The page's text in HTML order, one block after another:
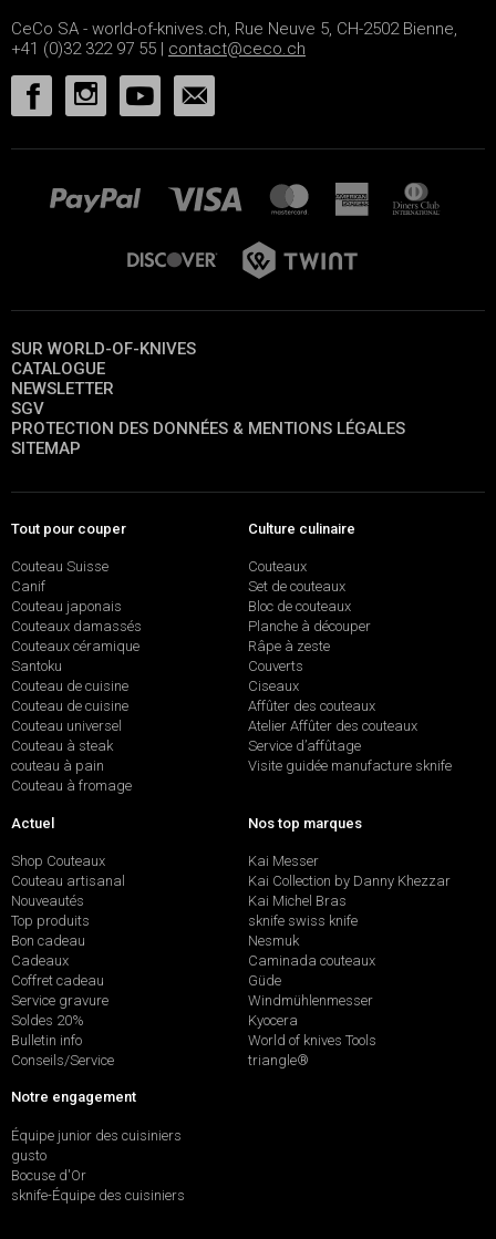
CeCo SA - world-of-knives.ch, Rue Neuve 5, CH-2502 Bienne,
+41 (0)32 322 97 55 | contact@ceco.ch
SUR WORLD-OF-KNIVES
CATALOGUE
NEWSLETTER
SGV
PROTECTION DES DONNÉES & MENTIONS LÉGALES
SITEMAP
Tout pour couper
Couteau Suisse
Canif
Couteau japonais
Couteaux damassés
Couteaux céramique
Santoku
Couteau de cuisine
Couteau de cuisine
Couteau universel
Couteau à steak
couteau à pain
Couteau à fromage
Culture culinaire
Couteaux
Set de couteaux
Bloc de couteaux
Planche à découper
Râpe à zeste
Couverts
Ciseaux
Affûter des couteaux
Atelier Affûter des couteaux
Service d’affûtage
Visite guidée manufacture sknife
Actuel
Shop Couteaux
Couteau artisanal
Nouveautés
Top produits
Bon cadeau
Cadeaux
Coffret cadeau
Service gravure
Soldes 20%
Bulletin info
Conseils/Service
Nos top marques
Kai Messer
Kai Collection by Danny Khezzar
Kai Michel Bras
sknife swiss knife
Nesmuk
Caminada couteaux
Güde
Windmühlenmesser
Kyocera
World of knives Tools
triangle®
Notre engagement
Équipe junior des cuisiniers
gusto
Bocuse d'Or
sknife-Équipe des cuisiniers